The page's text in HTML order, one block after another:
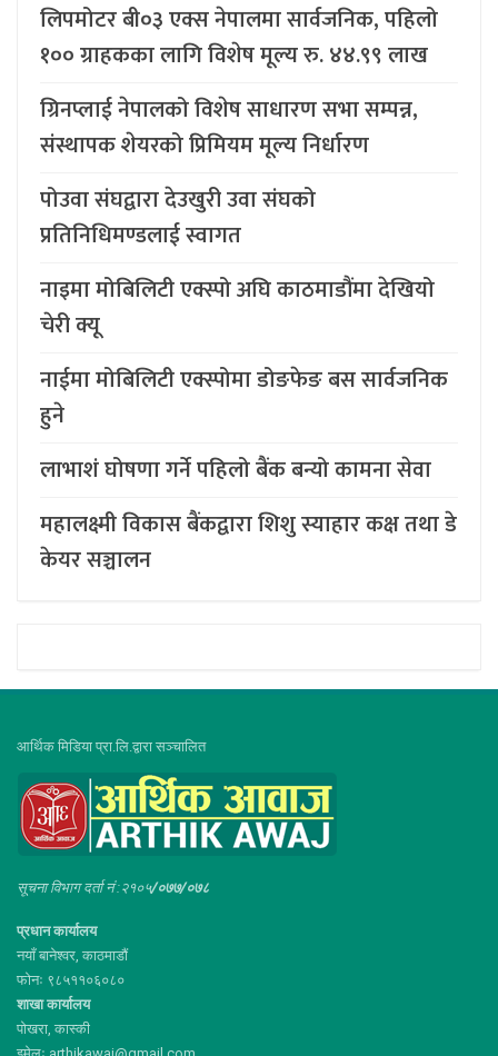
लिपमोटर बी०३ एक्स नेपालमा सार्वजनिक, पहिलो
१०० ग्राहकका लागि विशेष मूल्य रु. ४४.९९ लाख
ग्रिनप्लाई नेपालको विशेष साधारण सभा सम्पन्न,
संस्थापक शेयरको प्रिमियम मूल्य निर्धारण
पोउवा संघद्वारा देउखुरी उवा संघको
प्रतिनिधिमण्डलाई स्वागत
नाइमा मोबिलिटी एक्स्पो अघि काठमाडौंमा देखियो
चेरी क्यू
नाईमा मोबिलिटी एक्स्पोमा डोङफेङ बस सार्वजनिक
हुने
लाभाशं घोषणा गर्ने पहिलो बैंक बन्यो कामना सेवा
महालक्ष्मी विकास बैंकद्वारा शिशु स्याहार कक्ष तथा डे
केयर सञ्चालन
आर्थिक मिडिया प्रा.लि.द्वारा सञ्चालित
सूचना विभाग दर्ता नं :२१०५/०७७/०७८
प्रधान कार्यालय
नयाँ बानेश्वर, काठमाडौं
फोनः ९८५११०६०८०
शाखा कार्यालय
पोखरा, कास्की